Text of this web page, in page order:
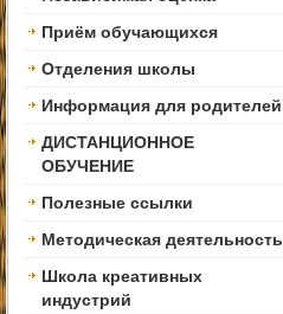
Приём обучающихся
Отделения школы
Информация для родителей
ДИСТАНЦИОННОЕ
ОБУЧЕНИЕ
Полезные ссылки
Методическая деятельность
Школа креативных
индустрий